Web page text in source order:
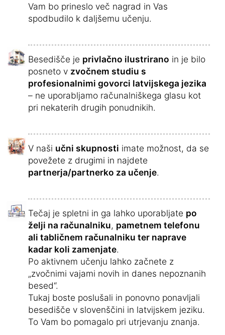
Vam bo prineslo več nagrad in Vas
spodbudilo k daljšemu učenju.
Besedišče je privlačno ilustrirano in je bilo
posneto v zvočnem studiu s
profesionalnimi govorci latvijskega jezika
– ne uporabljamo računalniškega glasu kot
pri nekaterih drugih ponudnikih.
V naši učni skupnosti imate možnost, da se
povežete z drugimi in najdete
partnerja/partnerko za učenje.
Tečaj je spletni in ga lahko uporabljate po
želji na računalniku, pametnem telefonu
ali tabličnem računalniku ter naprave
kadar koli zamenjate.
Po aktivnem učenju lahko začnete z
„zvočnimi vajami novih in danes nepoznanih
besed“.
Tukaj boste poslušali in ponovno ponavljali
besedišče v slovenščini in latvijskem jeziku.
To Vam bo pomagalo pri utrjevanju znanja.